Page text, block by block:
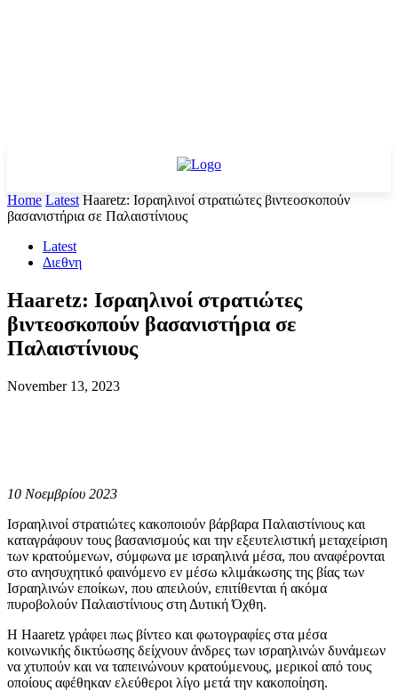
Home Latest Haaretz: Ισραηλινοί στρατιώτες βιντεοσκοπούν
βασανιστήρια σε Παλαιστίνιους
Latest
Διεθνη
Haaretz: Ισραηλινοί στρατιώτες
βιντεοσκοπούν βασανιστήρια σε
Παλαιστίνιους
November 13, 2023
10 Νοεμβρίου 2023
Ισραηλινοί στρατιώτες κακοποιούν βάρβαρα Παλαιστίνιους και
καταγράφουν τους βασανισμούς και την εξευτελιστική μεταχείριση
των κρατούμενων, σύμφωνα με ισραηλινά μέσα, που αναφέρονται
στο ανησυχητικό φαινόμενο εν μέσω κλιμάκωσης της βίας των
Ισραηλινών εποίκων, που απειλούν, επιτίθενται ή ακόμα
πυροβολούν Παλαιστίνιους στη Δυτική Όχθη.
Η Haaretz γράφει πως βίντεο και φωτογραφίες στα μέσα
κοινωνικής δικτύωσης δείχνουν άνδρες των ισραηλινών δυνάμεων
να χτυπούν και να ταπεινώνουν κρατούμενους, μερικοί από τους
οποίους αφέθηκαν ελεύθεροι λίγο μετά την κακοποίηση.